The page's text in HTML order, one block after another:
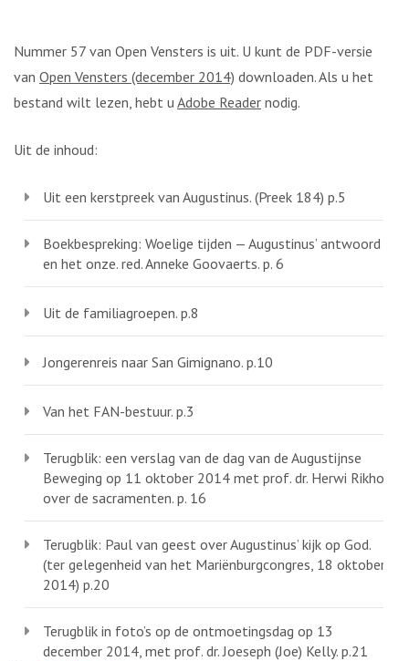
Nummer 57 van Open Vensters is uit. U kunt de PDF-versie
van Open Vensters (december 2014) downloaden. Als u het
bestand wilt lezen, hebt uAdobe Reader nodig.
Uit de inhoud:
Uit een kerstpreek van Augustinus. (Preek 184) p.5
Boekbespreking: Woelige tijden — Augustinus’ antwoord
en het onze. red. Anneke Goovaerts. p. 6
Uit de familiagroepen. p.8
Jongerenreis naar San Gimignano. p.10
Van het FAN-bestuur. p.3
Terugblik: een verslag van de dag van de Augustijnse
Beweging op 11 oktober 2014 met prof. dr. Herwi Rikhof,
over de sacramenten. p. 16
Terugblik: Paul van geest over Augustinus’ kijk op God.
(ter gelegenheid van het Mariënburgcongres, 18 oktober
2014) p.20
Terugblik in foto’s op de ontmoetingsdag op 13
december 2014, met prof. dr. Joeseph (Joe) Kelly. p.21